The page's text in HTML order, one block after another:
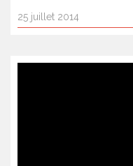
25 juillet 2014